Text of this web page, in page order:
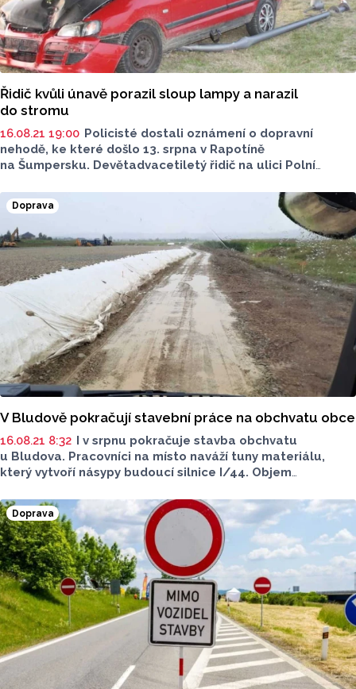
Řidič kvůli únavě porazil sloup lampy a narazil
do stromu
16.08.21 19:00 Policisté dostali oznámení o dopravní
nehodě, ke které došlo 13. srpna v Rapotíně
na Šumpersku. Devětadvacetiletý řidič na ulici Polní
až o kmen nedaleké lípy.
Doprava
V Bludově pokračují stavební práce na obchvatu obce
16.08.21 8:32 I v srpnu pokračuje stavba obchvatu
u Bludova. Pracovníci na místo naváží tuny materiálu,
který vytvoří násypy budoucí silnice I/44. Objem
Doprava